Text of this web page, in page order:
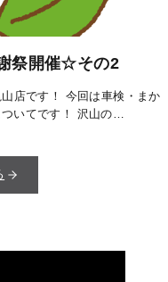
祭開催☆その2
店です！ 今回は車検・まか
いてです！ 沢山の…